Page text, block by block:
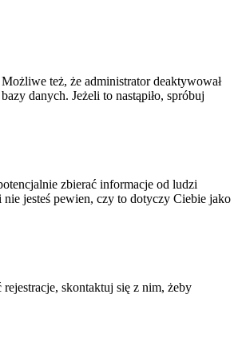
też, że administrator deaktywował
danych. Jeżeli to nastąpiło, spróbuj
zbierać informacje od ludzi
jesteś pewien, czy to dotyczy Ciebie jako
skontaktuj się z nim, żeby